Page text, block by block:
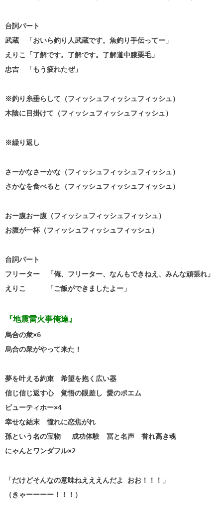
台詞パート
武蔵 「おいら釣り人武蔵です。魚釣り手伝ってー」
えりこ「了解です。了解です。了解道中膝栗毛」
忠吉 「もう疲れたぜ」
※釣り糸垂らして（フィッシュフィッシュフィッシュ）
木陰に目掛けて（フィッシュフィッシュフィッシュ）
※繰り返し
さーかなさーかな（フィッシュフィッシュフィッシュ）
さかなを食べると（フィッシュフィッシュフィッシュ）
おー腹おー腹（フィッシュフィッシュフィッシュ）
お腹が一杯（フィッシュフィッシュフィッシュ）
台詞パート
フリーター 「俺、フリーター、なんもできねえ、みんな頑張れ」
えりこ 「ご飯ができましたよー」
『地震雷火事俺達』
烏合の衆×6
烏合の衆がやって来た！
夢を叶える約束 希望を抱く広い器
信じ信じ返す心 覚悟の眼差し 愛のポエム
ビューティホー×4
幸せな結末 憧れに恋焦がれ
孫という名の宝物 成功体験 冨と名声 誉れ高き魂
にゃんとワンダフル×2
「だけどそんなの意味ねえええんだよ おお！！！」
（きゃーーーー！！！）